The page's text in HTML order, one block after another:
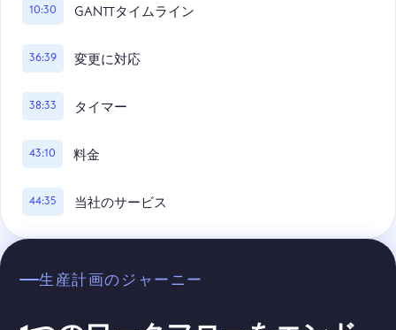
10:30 GANTTタイムライン
36:39 変更に対応
38:33 タイマー
43:10 料金
44:35 当社のサービス
生産計画のジャーニー